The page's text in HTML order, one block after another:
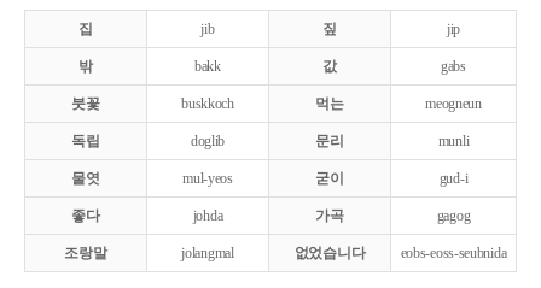
집 jib 짚 jip
밖 bakk 값 gabs
붓꽃 buskkoch 먹는 meogneun
독립 doglib 문리 munli
물엿 mul-yeos 굳이 gud-i
좋다 johda 가곡 gagog
조랑말 jolangmal 없었습니다 eobs-eoss-seubnida